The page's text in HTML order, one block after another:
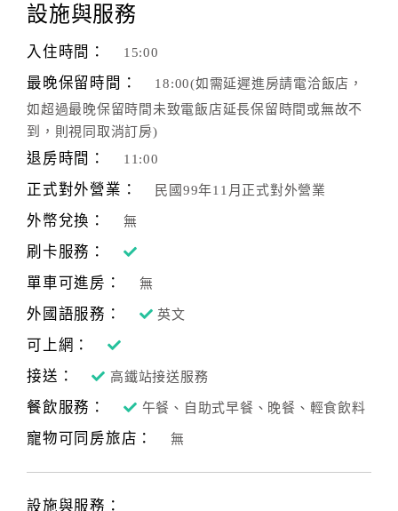
商
作
旅
伴
計
品
宣
傳
設施與服務
入住時間： 15:00
最晚保留時間：
18:00(如需延遲進房請電洽飯店，
如超過最晚保留時間未致電飯店延長保留時間或無故不
到，則視同取消訂房)
退房時間： 11:00
正式對外營業： 民國99年11月正式對外營業
外幣兌換： 無
刷卡服務：
單車可進房：
無
外國語服務： 英文
可上網：
接送：
高鐵站接送服務
餐飲服務： 午餐、自助式早餐、晚餐、輕食飲料
寵物可同房旅店： 無
設施與服務：